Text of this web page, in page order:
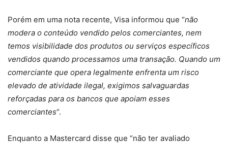
Porém em uma nota recente, Visa informou que “não
modera o conteúdo vendido pelos comerciantes, nem
temos visibilidade dos produtos ou serviços específicos
vendidos quando processamos uma transação. Quando um
comerciante que opera legalmente enfrenta um risco
elevado de atividade ilegal, exigimos salvaguardas
reforçadas para os bancos que apoiam esses
comerciantes“.
Enquanto a Mastercard disse que “não ter avaliado